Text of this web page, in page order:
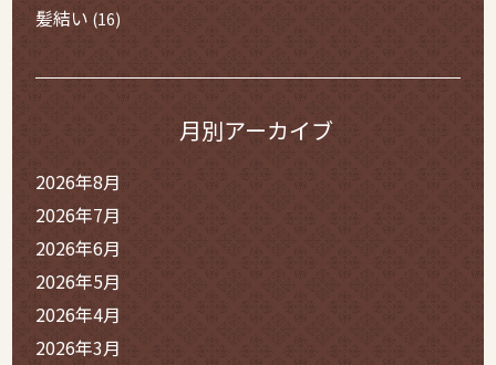
髪結い (16)
月別アーカイブ
2026年8月
2026年7月
2026年6月
2026年5月
2026年4月
2026年3月